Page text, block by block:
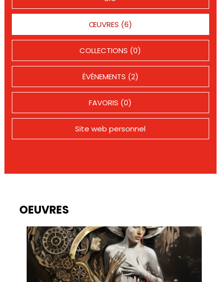
ŒUVRES (6)
COLLECTIONS (0)
ÉVÉNEMENTS (2)
FAVORIS (0)
Site web personnel
OEUVRES